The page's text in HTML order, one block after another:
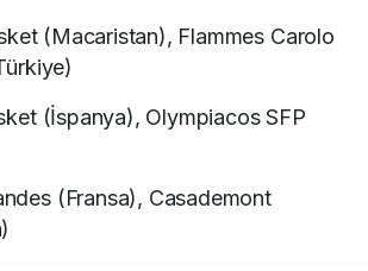
(Macaristan), Flammes Carolo
(İspanya), Olympiacos SFP
(Fransa), Casademont